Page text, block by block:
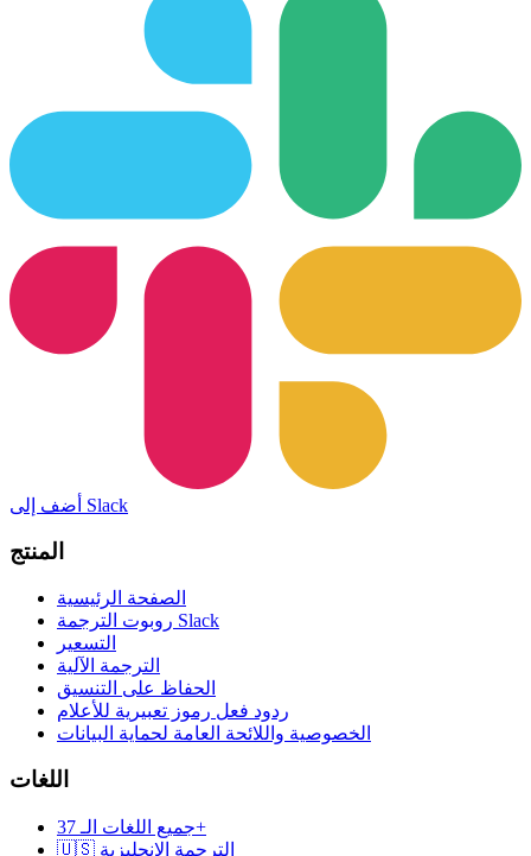
أضف إلى Slack
المنتج
الصفحة الرئيسية
روبوت الترجمة Slack
التسعير
الترجمة الآلية
الحفاظ على التنسيق
ردود فعل رموز تعبيرية للأعلام
الخصوصية واللائحة العامة لحماية البيانات
اللغات
جميع اللغات الـ 37+
🇺🇸 الترجمة الإنجليزية